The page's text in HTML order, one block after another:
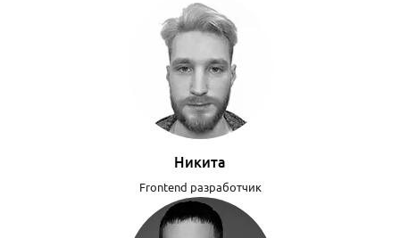
Никита
Frontend разработчик